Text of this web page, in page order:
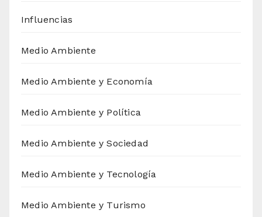
Influencias
Medio Ambiente
Medio Ambiente y Economía
Medio Ambiente y Política
Medio Ambiente y Sociedad
Medio Ambiente y Tecnología
Medio Ambiente y Turismo